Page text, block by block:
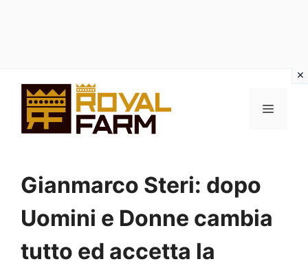
contenuto
MENU
Gianmarco Steri: dopo
Uomini e Donne cambia
tutto ed accetta la